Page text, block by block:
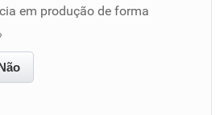
em produção de forma